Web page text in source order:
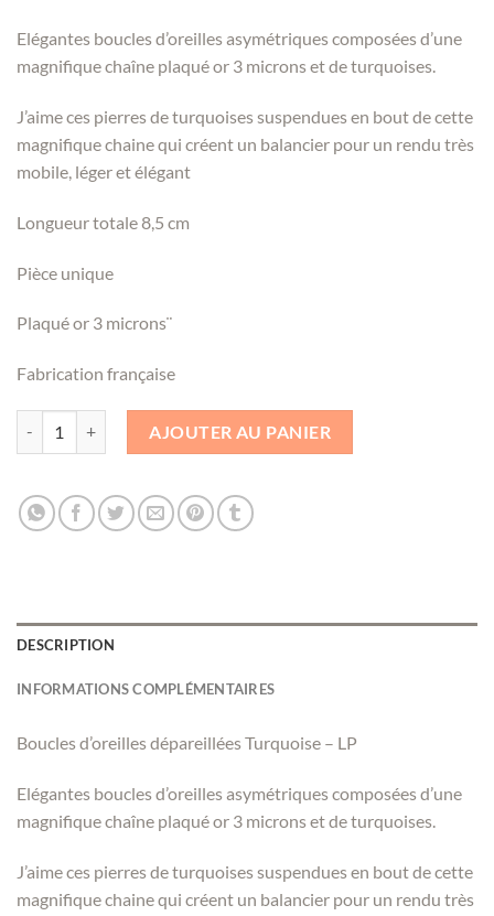
Elégantes boucles d’oreilles asymétriques composées d’une
magnifique chaîne plaqué or 3 microns et de turquoises.
J’aime ces pierres de turquoises suspendues en bout de cette
magnifique chaine qui créent un balancier pour un rendu très
mobile, léger et élégant
Longueur totale 8,5 cm
Pièce unique
Plaqué or 3 microns¨
Fabrication française
AJOUTER AU PANIER
DESCRIPTION
INFORMATIONS COMPLÉMENTAIRES
Boucles d’oreilles dépareillées Turquoise – LP
Elégantes boucles d’oreilles asymétriques composées d’une
magnifique chaîne plaqué or 3 microns et de turquoises.
J’aime ces pierres de turquoises suspendues en bout de cette
magnifique chaine qui créent un balancier pour un rendu très